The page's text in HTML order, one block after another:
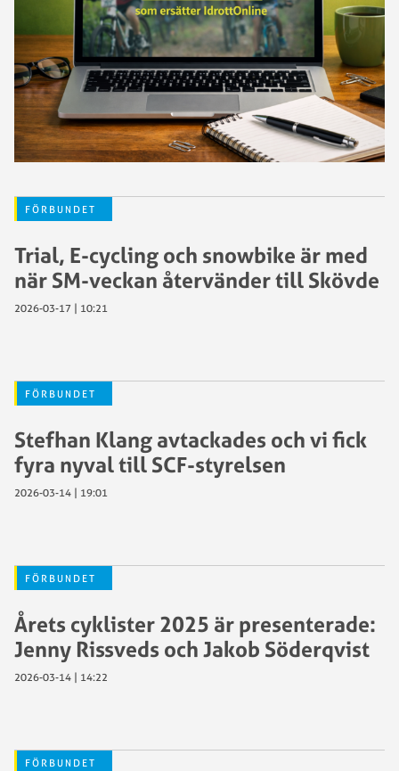
FÖRBUNDET
Trial, E-cycling och snowbike är med
när SM-veckan återvänder till Skövde
2026-03-17 | 10:21
FÖRBUNDET
Stefhan Klang avtackades och vi fick
fyra nyval till SCF-styrelsen
2026-03-14 | 19:01
FÖRBUNDET
Årets cyklister 2025 är presenterade:
Jenny Rissveds och Jakob Söderqvist
2026-03-14 | 14:22
FÖRBUNDET